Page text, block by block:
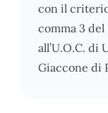
con il
comma 3
all’U.O.C. di
Giaccone di